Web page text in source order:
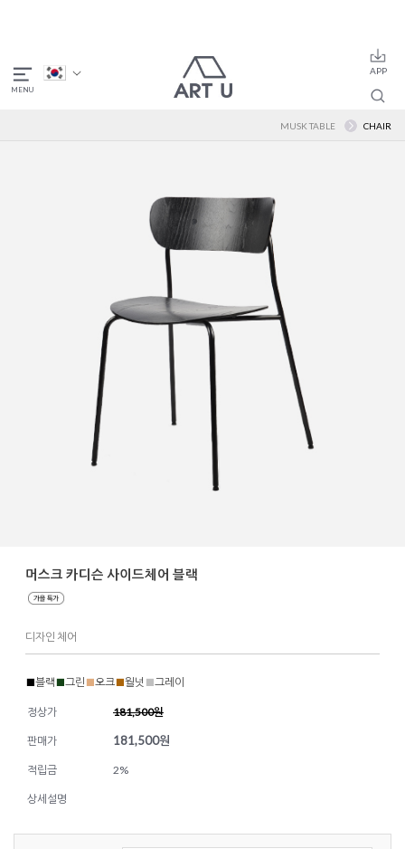
MUSK TABLE CHAIR
머스크 카디슨 사이드체어 블랙
디자인 체어
■블랙■그린 ■오크■월넛 ■그레이
정상가 181,500원
판매가 181,500원
적립금 2%
상세설명